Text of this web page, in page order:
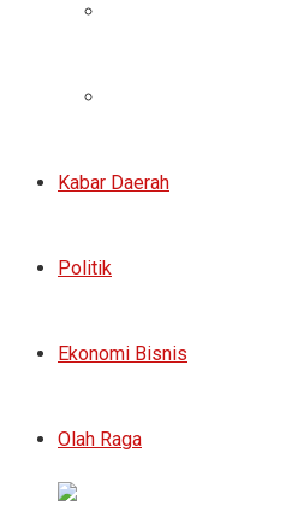
Kabar Daerah
Politik
Ekonomi Bisnis
Olah Raga